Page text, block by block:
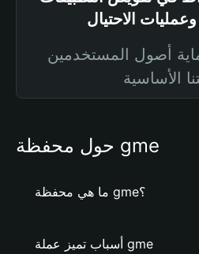
وعمليات الاحتيال
أصول المستخدمين
حول محفظة gme
ما هي محفظة gme؟
أسباب تميز عملة gme